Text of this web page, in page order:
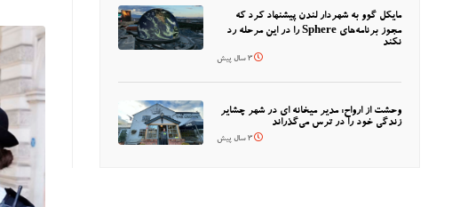
مایکل گوو به شهردار لندن پیشنهاد کرد که
مجوز برنامه‌های Sphere را در این مرحله رد
نکند
3 سال پیش
وحشت از ارواح: مدیر میخانه ای در شهر چشایر
زندگی خود را در ترس می‌گذراند
3 سال پیش